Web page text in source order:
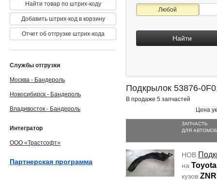
Любой
Найти
Подкрылок 53876-
В продаже 5 запчастей
Цена
ЗАПЧАСТЬ
ДЛЯ
НОВ
на
кузов
Найти товар по штрих-коду
Добавить штрих-код в корзину
Отчет об отгрузке штрих-кода
Службы отгрузки
Москва - Бандероль
Новосибирск - Бандероль
Владивосток - Бандероль
Интегратор
ООО «Трастсофт»
Партнерская программа